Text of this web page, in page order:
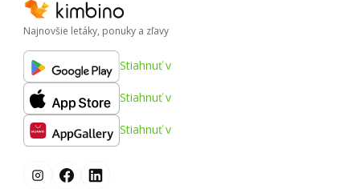
Najnovšie letáky, ponuky a zľavy
Stiahnuť v
Stiahnuť v
Stiahnuť v